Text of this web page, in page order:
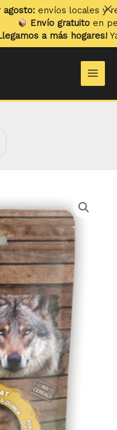
envíos locales y
Envío gratuitoen
a más hogares!Ya